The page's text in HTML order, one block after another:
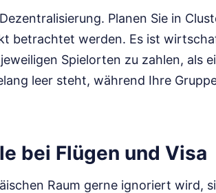
Planen Sie in
betrachtet werden. Es ist
Spielorten zu zahlen, als
leer steht, während Ihre
bei Flügen und Visa
Raum gerne ignoriert wird,